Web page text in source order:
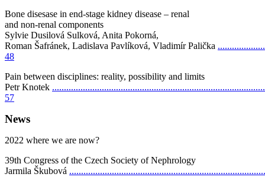
Bone disesase in end-stage kidney disease – renal
and non-renal components
Sylvie Dusilová Sulková, Anita Pokorná,
Roman Šafránek, Ladislava Pavlíková, Vladimír Palička
48
Pain between disciplines: reality, possibility and limits
Petr Knotek
57
News
2022 where we are now?
39th Congress of the Czech Society of Nephrology
Jarmila Škubová